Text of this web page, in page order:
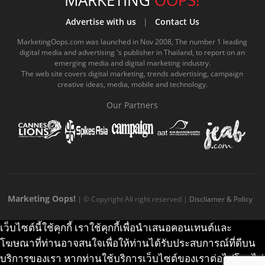
b
o
o
k
c
o
u
b
e
.
o
m
m
e
a
g
r
a
.
o
k
.
c
m
Advertise with us| Contact Us
MarketingOops.com was launched in Nov 2008, The number 1 leading
digital media and advertising 's publisher in Thailand, to report on an
emerging media and digital marketing industry.
The web site covers digital marketing, trends advertising, campaign
creative ideas, media, mobile and technology.
Our Partners
Marketing Oops! | © Copyright All right reserved | Discliamer & Policy
เว็บไซต์นี้ใช้คุกกี้ เราใช้คุกกี้เพื่อนำเสนอคอนเทนต์และ
โฆษณาที่ท่านอาจสนใจเพื่อให้ท่านได้รับประสบการณ์ที่ดีบน
บริการของเรา หากท่านใช้บริการเว็บไซต์ของเราต่อไปโดยไม่